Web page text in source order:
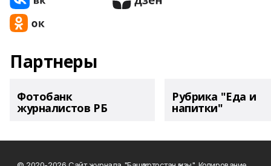
Партнеры
Фотобанк
журналистов РБ
Рубрика "Еда и
напитки"